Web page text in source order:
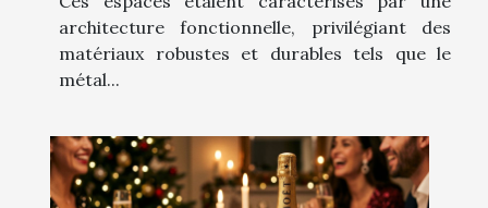
architecture fonctionnelle, privilégiant des
matériaux robustes et durables tels que le
métal...